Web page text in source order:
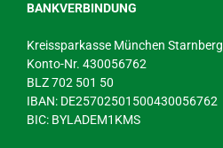
BANKVERBINDUNG
Kreissparkasse München Starnberg
Konto-Nr. 430056762
BLZ 702 501 50
IBAN: DE25702501500430056762
BIC: BYLADEM1KMS